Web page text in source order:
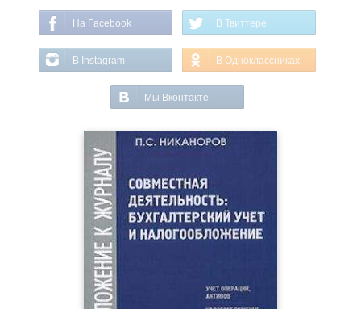
На Facebook В Твиттере
В Instagram В Одноклассниках
Мы Вконтакте